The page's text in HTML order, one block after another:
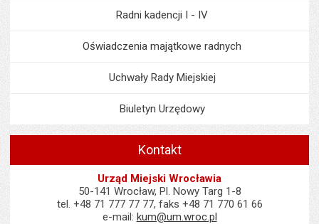
Radni kadencji I - IV
Oświadczenia majątkowe radnych
Uchwały Rady Miejskiej
Biuletyn Urzędowy
Kontakt
Urząd Miejski Wrocławia
50-141 Wrocław, Pl. Nowy Targ 1-8
tel. +48 71 777 77 77, faks +48 71 770 61 66
e-mail: kum@um.wroc.pl